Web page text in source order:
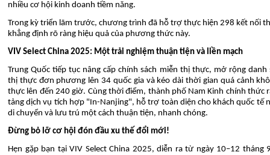
nhiều cơ hội kinh doanh tiềm năng.
Trong kỳ triển lãm trước, chương trình đã hỗ trợ thực hiện 298 kết nối
khẳng định rõ ràng hiệu quả của phương thức này.
VIV Select China 2025: Một trải nghiệm thuận tiện và liền mạch
Trung Quốc tiếp tục nâng cấp chính sách miễn thị thực, mở rộng danh
thị thực đơn phương lên 34 quốc gia và kéo dài thời gian quá cảnh
thực lên đến 240 giờ. Cùng thời điểm, thành phố Nam Kinh chính thức
tảng dịch vụ tích hợp "In-Nanjing", hỗ trợ toàn diện cho khách quốc tế
di chuyển và lưu trú một cách thuận tiện, nhanh chóng.
Đừng bỏ lỡ cơ hội đón đầu xu thế đổi mới!
Hẹn gặp bạn tại VIV Select China 2025, diễn ra từ ngày 10–12 tháng